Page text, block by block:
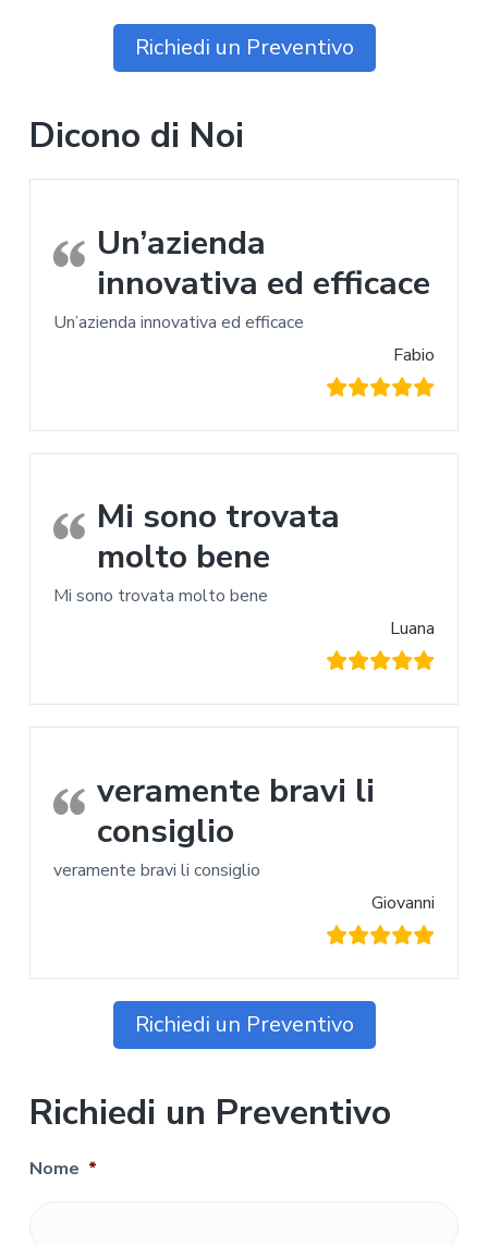
Richiedi un Preventivo
Dicono di Noi
Un’azienda
innovativa ed efficace
Un’azienda innovativa ed efficace
Fabio
Mi sono trovata
molto bene
Mi sono trovata molto bene
Luana
veramente bravi li
consiglio
veramente bravi li consiglio
Giovanni
Richiedi un Preventivo
Richiedi un Preventivo
Nome *